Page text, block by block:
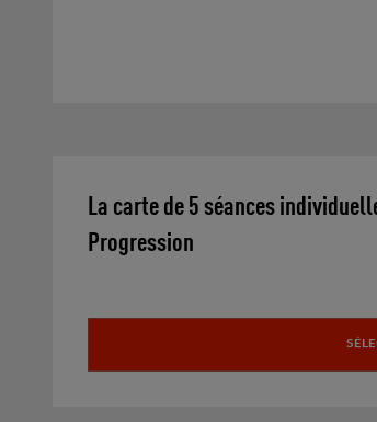
La carte de 5 séances
Progression